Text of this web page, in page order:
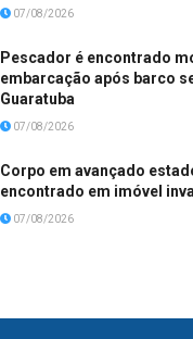
07/08/2026
Pescador é encontrado
embarcação após barco
Guaratuba
07/08/2026
Corpo em avançado
encontrado em imóvel
07/08/2026